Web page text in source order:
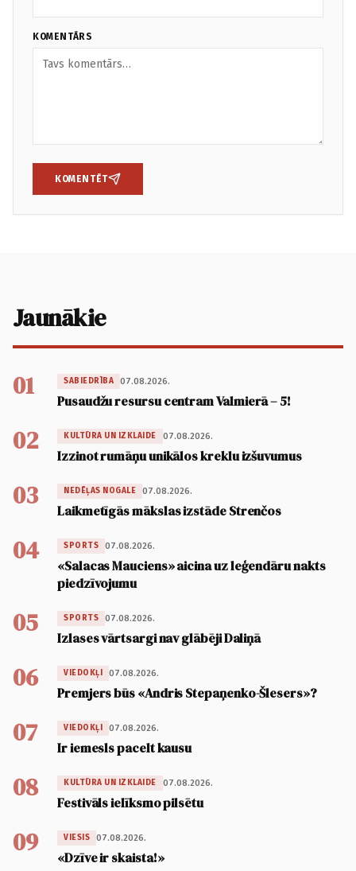
KOMENTĀRS
KOMENTĒT
Jaunākie
01 SABIEDRĪBA 07.08.2026.
Pusaudžu resursu centram Valmierā – 5!
02 KULTŪRA UN IZKLAIDE 07.08.2026.
Izzinot rumāņu unikālos kreklu izšuvumus
03 NEDĒĻAS NOGALE 07.08.2026.
Laikmetīgās mākslas izstāde Strenčos
04 SPORTS 07.08.2026.
«Salacas Mauciens» aicina uz leģendāru nakts
piedzīvojumu
05 SPORTS 07.08.2026.
Izlases vārtsargi nav glābēji Daliņā
06 VIEDOKĻI 07.08.2026.
Premjers būs «Andris Stepaņenko-Šlesers»?
07 VIEDOKĻI 07.08.2026.
Ir iemesls pacelt kausu
08 KULTŪRA UN IZKLAIDE 07.08.2026.
Festivāls ielīksmo pilsētu
09 VIESIS 07.08.2026.
«Dzīve ir skaista!»